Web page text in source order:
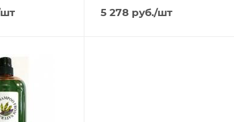
5 278руб./шт